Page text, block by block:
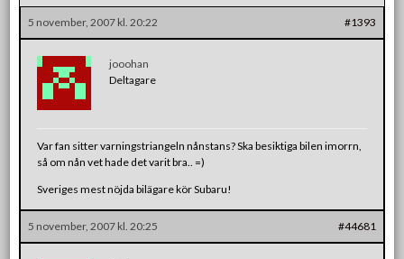
5 november, 2007 kl. 20:22 #1393
jooohan
Deltagare
Var fan sitter varningstriangeln nånstans? Ska besiktiga bilen imorrn,
så om nån vet hade det varit bra.. =)
Sveriges mest nöjda bilägare kör Subaru!
5 november, 2007 kl. 20:25 #44681